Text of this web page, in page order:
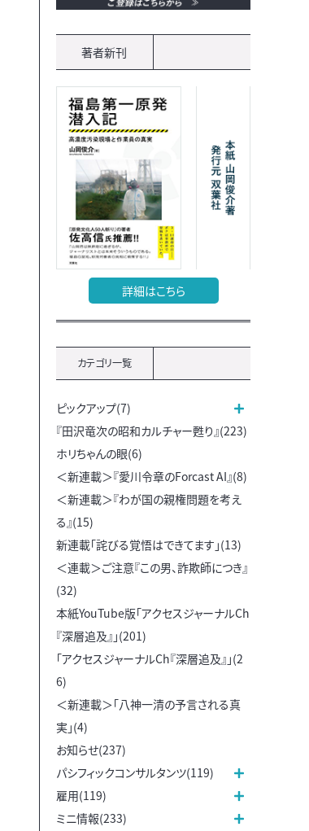
著者新刊
詳細はこちら
カテゴリ一覧
ピックアップ(7)
『田沢竜次の昭和カルチャー甦り』(223)
ホリちゃんの眼(6)
＜新連載＞『愛川令章のForcast AI』(8)
＜新連載＞『わが国の親権問題を考え
る』(15)
新連載「詫びる覚悟はできてます」(13)
＜連載＞ご注意『この男、詐欺師につき』
(32)
本紙YouTube版「アクセスジャーナルCh
『深層追及』」(201)
「アクセスジャーナルCh『深層追及』」(2
6)
＜新連載＞「八神一清の予言される真
実」(4)
お知らせ(237)
パシフィックコンサルタンツ(119)
雇用(119)
ミニ情報(233)